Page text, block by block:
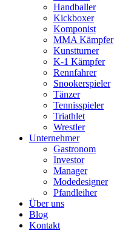
Handballer
Kickboxer
Komponist
MMA Kämpfer
Kunstturner
K-1 Kämpfer
Rennfahrer
Snookerspieler
Tänzer
Tennisspieler
Triathlet
Wrestler
Unternehmer
Gastronom
Investor
Manager
Modedesigner
Pfandleiher
Über uns
Blog
Kontakt